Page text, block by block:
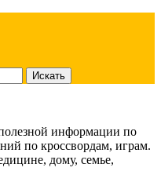
информации по
по кроссвордам, играм.
дому, семье,